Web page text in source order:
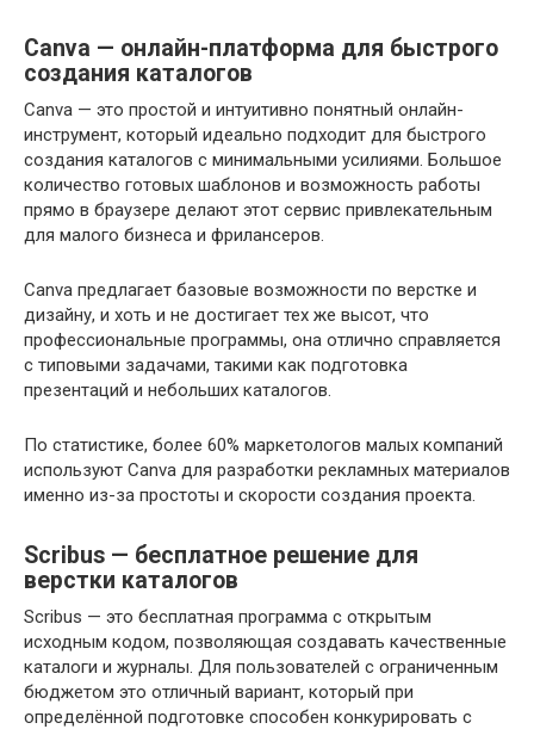
Canva — онлайн-платформа для быстрого
создания каталогов
Canva — это простой и интуитивно понятный онлайн-
инструмент, который идеально подходит для быстрого
создания каталогов с минимальными усилиями. Большое
количество готовых шаблонов и возможность работы
прямо в браузере делают этот сервис привлекательным
для малого бизнеса и фрилансеров.
Canva предлагает базовые возможности по верстке и
дизайну, и хоть и не достигает тех же высот, что
профессиональные программы, она отлично справляется
с типовыми задачами, такими как подготовка
презентаций и небольших каталогов.
По статистике, более 60% маркетологов малых компаний
используют Canva для разработки рекламных материалов
именно из-за простоты и скорости создания проекта.
Scribus — бесплатное решение для
верстки каталогов
Scribus — это бесплатная программа с открытым
исходным кодом, позволяющая создавать качественные
каталоги и журналы. Для пользователей с ограниченным
бюджетом это отличный вариант, который при
определённой подготовке способен конкурировать с